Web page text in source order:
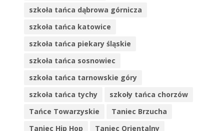
szkoła tańca dąbrowa górnicza
szkoła tańca katowice
szkoła tańca piekary śląskie
szkoła tańca sosnowiec
szkoła tańca tarnowskie góry
szkoła tańca tychy
szkoły tańca chorzów
Tańce Towarzyskie
Taniec Brzucha
Taniec Hip Hop
Taniec Orientalny